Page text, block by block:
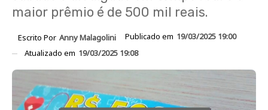
maior prêmio é de 500 mil reais.
Escrito Por Anny Malagolini Publicado em 19/03/2025 19:00
Atualizado em 19/03/2025 19:08